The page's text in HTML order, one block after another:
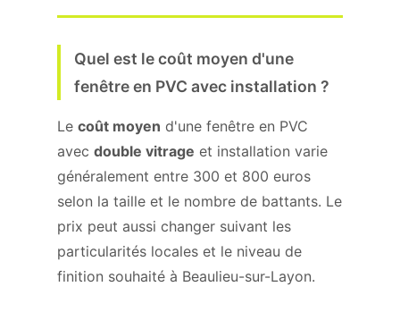
Quel est le coût moyen d'une
fenêtre en PVC avec installation ?
Le coût moyen d'une fenêtre en PVC
avec double vitrage et installation varie
généralement entre 300 et 800 euros
selon la taille et le nombre de battants. Le
prix peut aussi changer suivant les
particularités locales et le niveau de
finition souhaité à Beaulieu-sur-Layon.